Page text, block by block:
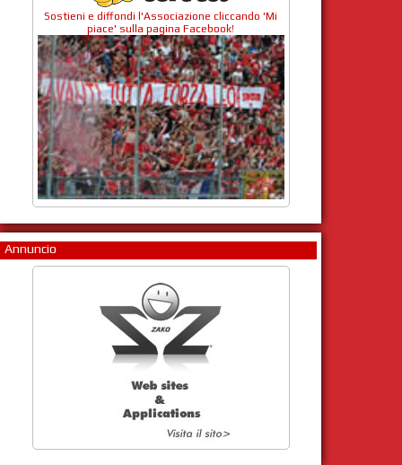
Sostieni e diffondi l'Associazione cliccando 'Mi
piace' sulla pagina Facebook!
Annuncio